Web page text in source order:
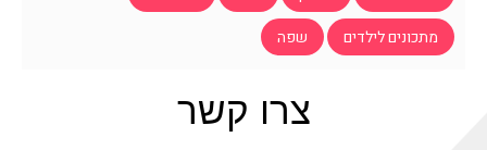
מתכונים לילדים
שפה
צרו קשר